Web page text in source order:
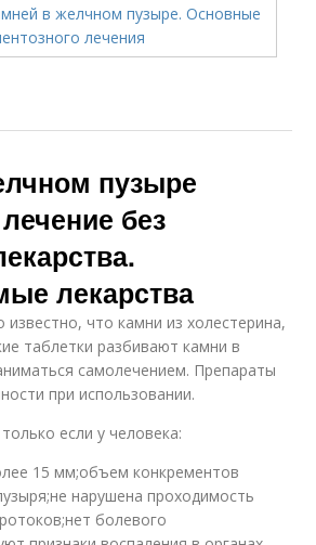
пузыре
без
лекарства
что камни из холестерина,
таблетки разбивают камни в
самолечением. Препараты
при использовании.
если у человека:
15 мм;объем конкрементов
нарушена проходимость
болевого